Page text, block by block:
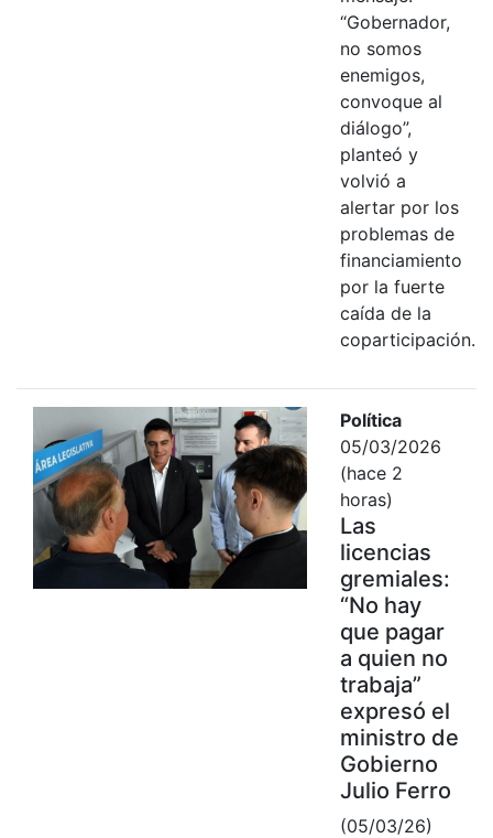
“Gobernador,
no somos
enemigos,
convoque al
diálogo”,
planteó y
volvió a
alertar por los
problemas de
financiamiento
por la fuerte
caída de la
coparticipación.
Política
05/03/2026
(hace 2
horas)
Las
licencias
gremiales:
“No hay
que pagar
a quien no
trabaja”
expresó el
ministro de
Gobierno
Julio Ferro
(05/03/26)